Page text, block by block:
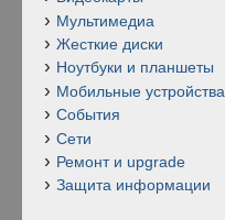
Мультимедиа
Жесткие диски
Ноутбуки и планшеты
Мобильные устройства
События
Сети
Ремонт и upgrade
Защита информации